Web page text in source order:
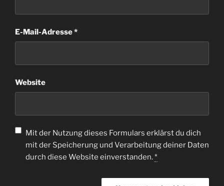
E-Mail-Adresse*
Website
Mit der Nutzung dieses Formulars erklärst du dich
mit der Speicherung und Verarbeitung deiner Daten
durch diese Website einverstanden.*